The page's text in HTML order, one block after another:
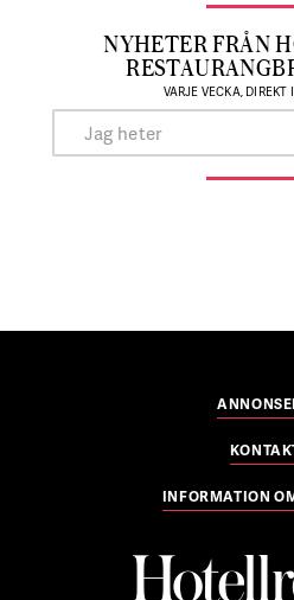
NYHETER FRÅN
VARJE VECKA, DIREKT
INFORMATION